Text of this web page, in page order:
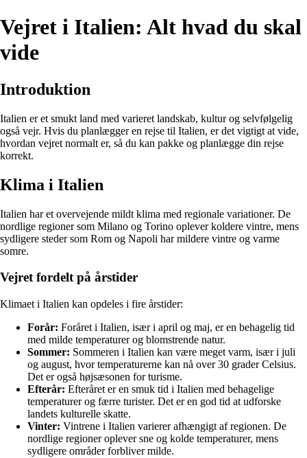
Vejret i Italien: Alt hvad du skal
vide
Introduktion
Italien er et smukt land med varieret landskab, kultur og selvfølgelig
også vejr. Hvis du planlægger en rejse til Italien, er det vigtigt at vide,
hvordan vejret normalt er, så du kan pakke og planlægge din rejse
korrekt.
Klima i Italien
Italien har et overvejende mildt klima med regionale variationer. De
nordlige regioner som Milano og Torino oplever koldere vintre, mens
sydligere steder som Rom og Napoli har mildere vintre og varme
somre.
Vejret fordelt på årstider
Klimaet i Italien kan opdeles i fire årstider:
Forår: Foråret i Italien, især i april og maj, er en behagelig tid
med milde temperaturer og blomstrende natur.
Sommer: Sommeren i Italien kan være meget varm, især i juli
og august, hvor temperaturerne kan nå over 30 grader Celsius.
Det er også højsæsonen for turisme.
Efterår: Efteråret er en smuk tid i Italien med behagelige
temperaturer og færre turister. Det er en god tid at udforske
landets kulturelle skatte.
Vinter: Vintrene i Italien varierer afhængigt af regionen. De
nordlige regioner oplever sne og kolde temperaturer, mens
sydligere områder forbliver milde.